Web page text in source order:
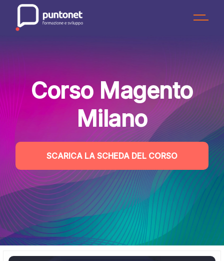
content
Corso Magento
Milano
SCARICA LA SCHEDA DEL CORSO